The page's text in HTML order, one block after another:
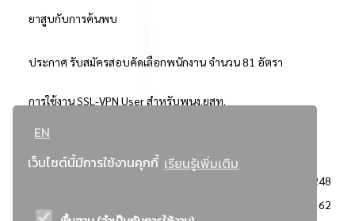
EN
เว็บไซต์นี้มีการใช้งานคุกกี้ เรียนรู้เพิ่มเติม
ยาสูบกับการค้นพบ
ประกาศ รับสมัครสอบคัดเลือกพนักงาน จำนวน 81 อัตรา
การใช้งาน SSL-VPN User สำหรับพนง.ยสท.
..ยอดนิยม..
3248
2362